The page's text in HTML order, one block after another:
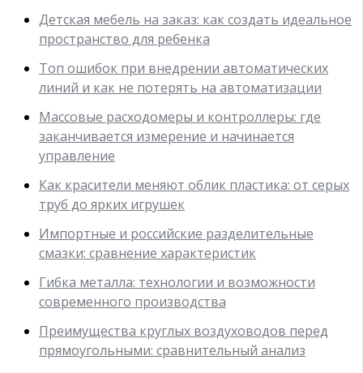
Детская мебель на заказ: как создать идеальное
пространство для ребенка
Топ ошибок при внедрении автоматических
линий и как не потерять на автоматизации
Массовые расходомеры и контроллеры: где
заканчивается измерение и начинается
управление
Как красители меняют облик пластика: от серых
труб до ярких игрушек
Импортные и российские разделительные
смазки: сравнение характеристик
Гибка металла: технологии и возможности
современного производства
Преимущества круглых воздуховодов перед
прямоугольными: сравнительный анализ